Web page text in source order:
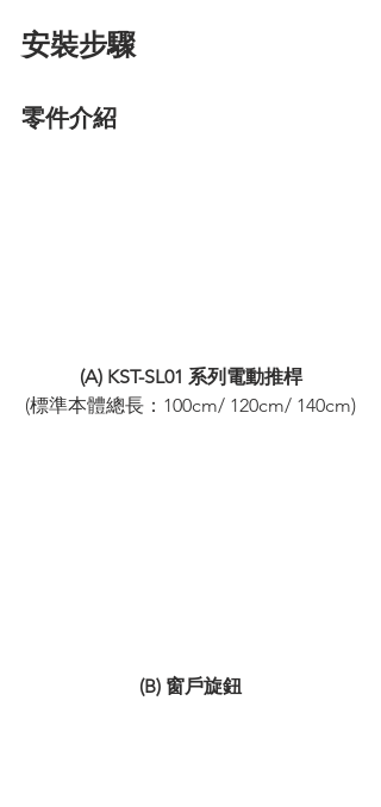
安裝步驟
零件介紹
(A) KST-SL01 系列電動推桿
(標準本體總長：100cm/ 120cm/ 140cm)
(B) 窗戶旋鈕